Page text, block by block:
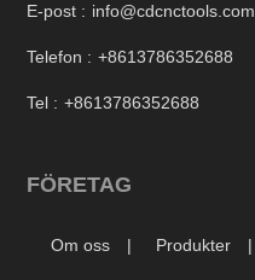
E-post : info@cdcnctools.com
Telefon : +8613786352688
Tel : +8613786352688
FÖRETAG
Om oss Produkter